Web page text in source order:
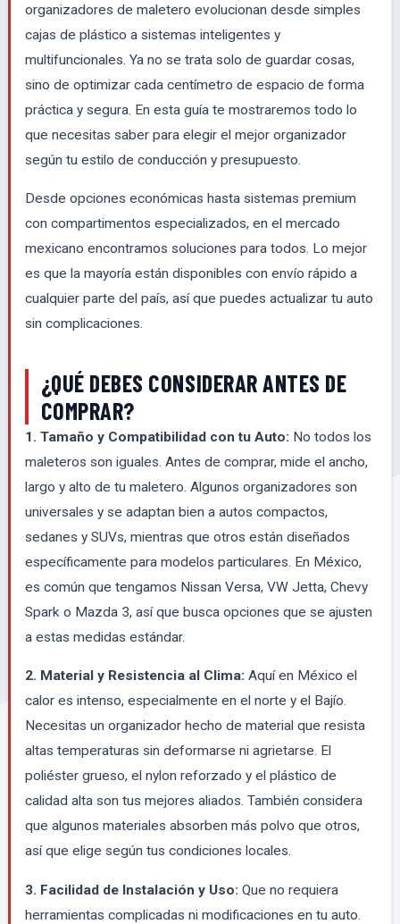
organizadores de maletero evolucionan desde simples
cajas de plástico a sistemas inteligentes y
multifuncionales. Ya no se trata solo de guardar cosas,
sino de optimizar cada centímetro de espacio de forma
práctica y segura. En esta guía te mostraremos todo lo
que necesitas saber para elegir el mejor organizador
según tu estilo de conducción y presupuesto.
Desde opciones económicas hasta sistemas premium
con compartimentos especializados, en el mercado
mexicano encontramos soluciones para todos. Lo mejor
es que la mayoría están disponibles con envío rápido a
cualquier parte del país, así que puedes actualizar tu auto
sin complicaciones.
¿QUÉ DEBES CONSIDERAR ANTES DE
COMPRAR?
1. Tamaño y Compatibilidad con tu Auto: No todos los
maleteros son iguales. Antes de comprar, mide el ancho,
largo y alto de tu maletero. Algunos organizadores son
universales y se adaptan bien a autos compactos,
sedanes y SUVs, mientras que otros están diseñados
específicamente para modelos particulares. En México,
es común que tengamos Nissan Versa, VW Jetta, Chevy
Spark o Mazda 3, así que busca opciones que se ajusten
a estas medidas estándar.
2. Material y Resistencia al Clima: Aquí en México el
calor es intenso, especialmente en el norte y el Bajío.
Necesitas un organizador hecho de material que resista
altas temperaturas sin deformarse ni agrietarse. El
poliéster grueso, el nylon reforzado y el plástico de
calidad alta son tus mejores aliados. También considera
que algunos materiales absorben más polvo que otros,
así que elige según tus condiciones locales.
3. Facilidad de Instalación y Uso: Que no requiera
herramientas complicadas ni modificaciones en tu auto.